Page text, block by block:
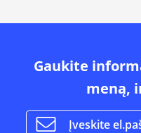
Gaukite
meną,